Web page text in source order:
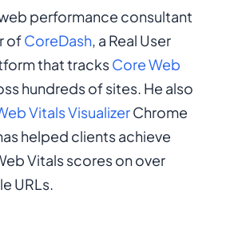
web performance consultant
ofCoreDash, a Real User
that tracksCore Web
hundreds of sites. He also
Vitals VisualizerChrome
helped clients achieve
Vitals scores on over
URLs.